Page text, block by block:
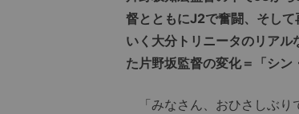
督とともにJ2で奮闘、そし
いく大分トリニータのリア
た片野坂監督の変化＝「シン
「みなさん、おひさしぶり